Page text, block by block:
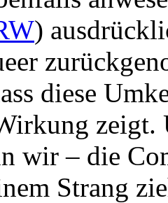
)
diese
zeigt.
wir – die
Strang